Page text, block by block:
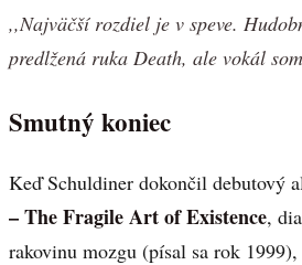
,,Najväčší rozdiel je v speve.
predlžená ruka Death, ale vokál
Smutný koniec
Keď Schuldiner dokončil debutový
– The Fragile Art of Existence,
rakovinu mozgu (písal sa rok